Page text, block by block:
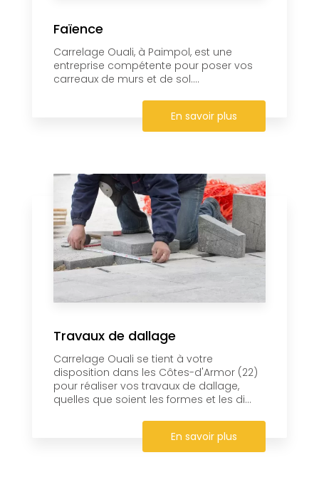
Faïence
Carrelage Ouali, à Paimpol, est une
entreprise compétente pour poser vos
carreaux de murs et de sol....
En savoir plus
Travaux de dallage
Carrelage Ouali se tient à votre
disposition dans les Côtes-d'Armor (22)
pour réaliser vos travaux de dallage,
quelles que soient les formes et les di...
En savoir plus